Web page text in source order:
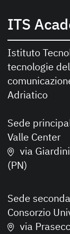
ITS
Istituto
tecnologie
Adriatico
Sede
Valle Center
via
(PN)
Sede
Consorzio
via